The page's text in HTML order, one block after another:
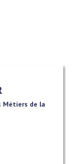
Métiers de la